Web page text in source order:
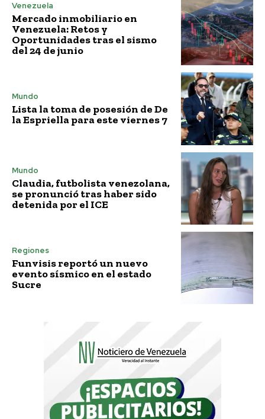
Venezuela
Mercado inmobiliario en
Venezuela: Retos y
Oportunidades tras el sismo
del 24 de junio
Mundo
Lista la toma de posesión de De
la Espriella para este viernes 7
Mundo
Claudia, futbolista venezolana,
se pronunció tras haber sido
detenida por el ICE
Regiones
Funvisis reportó un nuevo
evento sísmico en el estado
Sucre